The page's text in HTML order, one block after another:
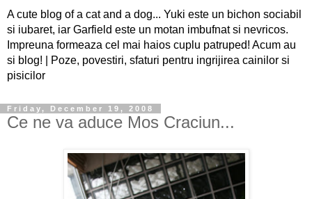
A cute blog of a cat and a dog... Yuki este un bichon sociabil
si iubaret, iar Garfield este un motan imbufnat si nevricos.
Impreuna formeaza cel mai haios cuplu patruped! Acum au
si blog! | Poze, povestiri, sfaturi pentru ingrijirea cainilor si
pisicilor
Friday, December 19, 2008
Ce ne va aduce Mos Craciun...